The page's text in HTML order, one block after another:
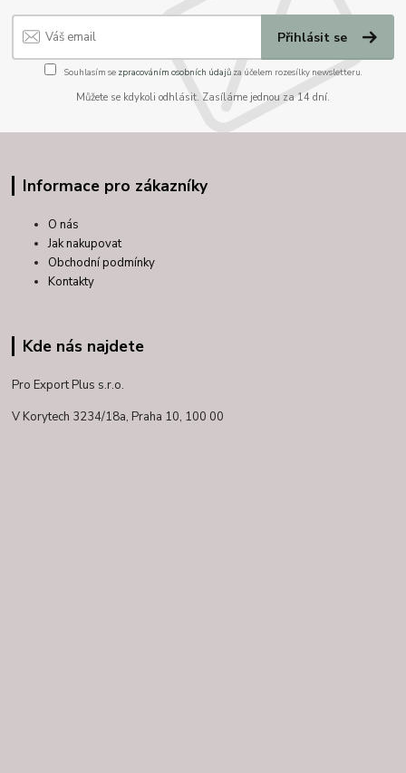
Přihlásit se
Souhlasím se zpracováním osobních údajůza účelem rozesílky newsletteru.
Můžete se kdykoli odhlásit. Zasíláme jednou za 14 dní.
Informace pro zákazníky
O nás
Jak nakupovat
Obchodní podmínky
Kontakty
Kde nás najdete
Pro Export Plus s.r.o.
V Korytech 3234/18a, Praha 10, 100 00